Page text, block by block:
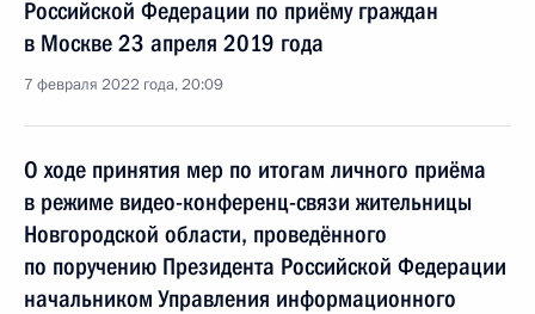
Российской Федерации по приёму граждан
в Москве 23 апреля 2019 года
7 февраля 2022 года, 20:09
О ходе принятия мер по итогам личного приёма
в режиме видео-конференц-связи жительницы
Новгородской области, проведённого
по поручению Президента Российской Федерации
начальником Управления информационного